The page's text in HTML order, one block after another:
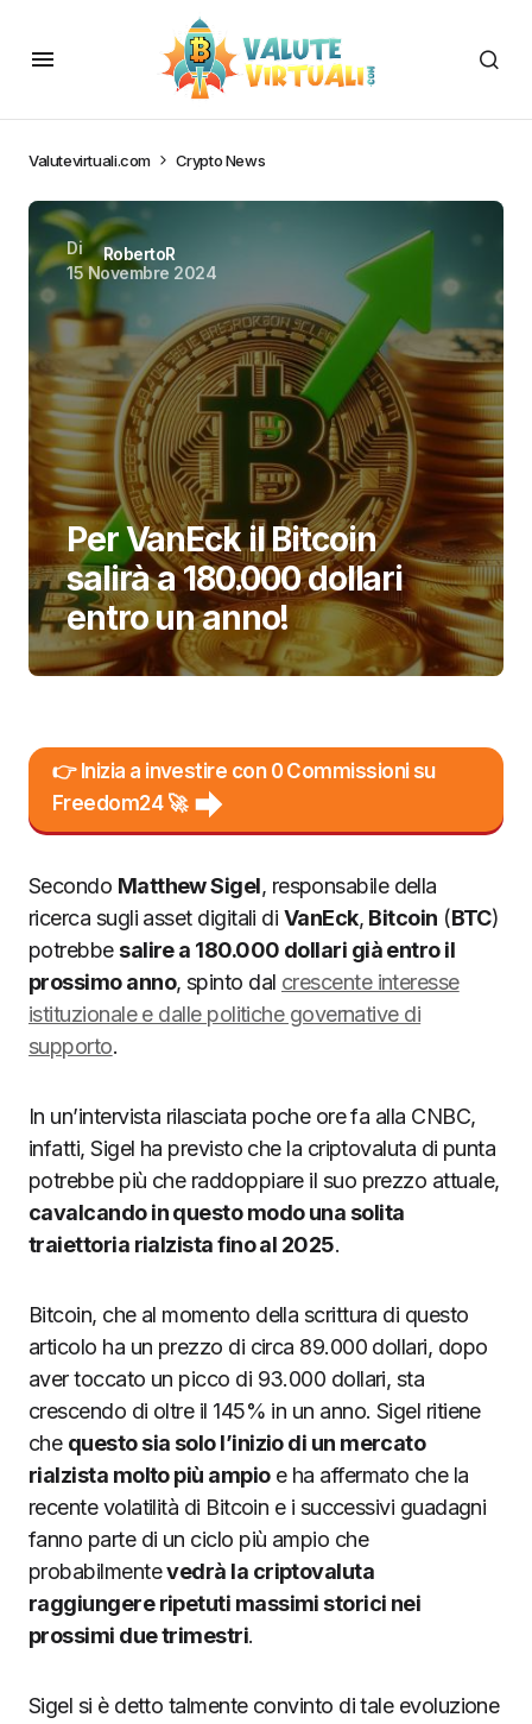
Valutevirtuali.com Crypto News
Di
RobertoR
15 Novembre 2024
Per VanEck il Bitcoin
salirà a 180.000 dollari
entro un anno!
👉 Inizia a investire con 0 Commissioni su
Freedom24 🚀
Secondo Matthew Sigel, responsabile della
ricerca sugli asset digitali di VanEck, Bitcoin (BTC)
potrebbe salire a 180.000 dollari già entro il
prossimo anno, spinto dal crescente interesse
istituzionale e dalle politiche governative di
supporto.
In un’intervista rilasciata poche ore fa alla CNBC,
infatti, Sigel ha previsto che la criptovaluta di punta
potrebbe più che raddoppiare il suo prezzo attuale,
cavalcando in questo modo una solita
traiettoria rialzista fino al 2025.
Bitcoin, che al momento della scrittura di questo
articolo ha un prezzo di circa 89.000 dollari, dopo
aver toccato un picco di 93.000 dollari, sta
crescendo di oltre il 145% in un anno. Sigel ritiene
che questo sia solo l’inizio di un mercato
rialzista molto più ampioe ha affermato che la
recente volatilità di Bitcoin e i successivi guadagni
fanno parte di un ciclo più ampio che
probabilmentevedrà la criptovaluta
raggiungere ripetuti massimi storici nei
prossimi due trimestri.
Sigel si è detto talmente convinto di tale evoluzione